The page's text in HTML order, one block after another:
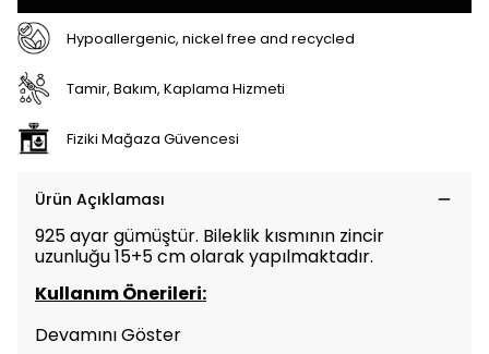
Hypoallergenic, nickel free and recycled
Tamir, Bakım, Kaplama Hizmeti
Fiziki Mağaza Güvencesi
Ürün Açıklaması
925 ayar gümüştür. Bileklik kısmının zincir
uzunluğu 15+5 cm olarak yapılmaktadır.
Kullanım Önerileri:
Devamını Göster